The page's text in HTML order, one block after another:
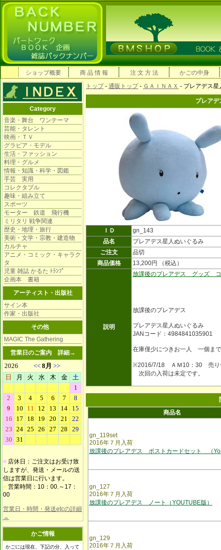
ショップ概要 商 品 情 報 注 文 方 法 かごの中身
Category
音楽・舞台 ワンテーマ
芸能・タレント
映画・ＴＶ
グラビア・モデル
生活・ファッション
料理・グルメ
情報・知識・科学・図鑑
手芸 実用
コレクタブル
趣味・組み立て
スポーツ
モーター 鉄道 飛行機
ミリタリ 戦争関連
歴史・地理・旅行
美術・文学・宗教・建造物
カルチャ
アニメ・コミック・キャラク
タ
児童 雑誌 かるた ﾄﾗﾝﾌﾟ
企画本 書籍
アーティスト・出版社
サイン本
作家・出版社
その他
MAGIC The Gathering
営業日のご案内 詳細→
■ 店休日：ご注文はお受け致
しますが、発送・メールの送
信は営業日に行います。
■ 営業時間：10：00.～17：
00
営業日・時間・発送etcの詳細
→
かご情報
かごには現在、下記の分、入って
トップ- 通販トップ- ＧＡＩＮＡＸ - プレアデス星
プレアデ
ＩＤ
gn_143
品名
プレアデス星人ぬいぐるみ
ご注文
品切
商品価格
13,200円 （税込）
説明
放課後のプレアデス グッズ
放課後のプレアデス
プレアデス星人ぬいぐるみ
JANコード：4984841035901
在庫僅少につきお一人 一個ま
※2016/7/18 ＡＭ10：30 売り
次回の入荷は未定です。
商品名
gn_119set
2016年７月入荷
放課後のプレアデス ポストカードセット （
gn_127
2016年７月入荷
放課後のプレアデス ノート（YOUTUBE版）
gn_129
2016年７月入荷